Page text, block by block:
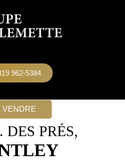
962-5384
VENDRE
DES PRÉS,